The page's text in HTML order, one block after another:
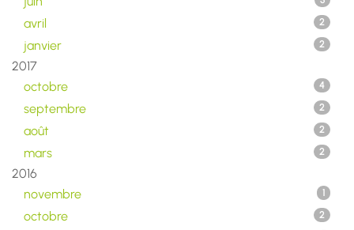
avril 2
janvier 2
2017
octobre
4
septembre 2
août 2
mars 2
2016
novembre
1
octobre 2